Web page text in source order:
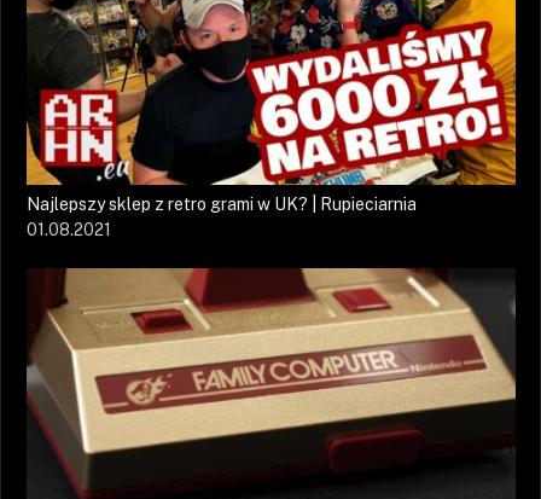
Najlepszy sklep z retro grami w UK? | Rupieciarnia
01.08.2021